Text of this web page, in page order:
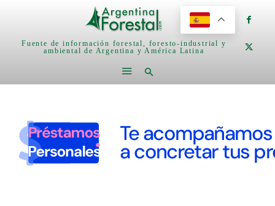
Fuente de información forestal, foresto-industrial y
ambiental de Argentina y América Latina